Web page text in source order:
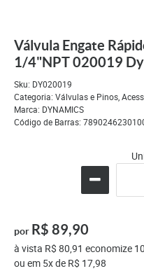
Válvula Engate
1/4"NPT 020019
Sku: DY020019
Categoria: Válvulas e Pinos,
Marca: DYNAMICS
Código de Barras:
por R$ 89,90
à vista R$ 80,91 economize
ou em 5xde R$ 17,98